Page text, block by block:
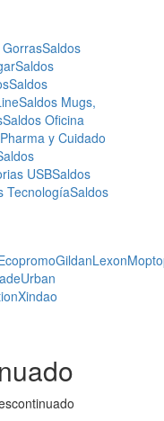
Saldos
Saldos
Saldos
Saldos Mugs,
Saldos Oficina
y Cuidado
USBSaldos
TecnologíaSaldos
GildanLexon
Urban
Xindao